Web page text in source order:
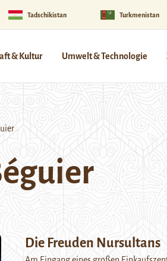
Tadschikistan Turkmenistan
& Kultur Umwelt & Technologie
Die Freuden Nursultans